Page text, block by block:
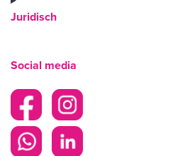
Juridisch
Social media